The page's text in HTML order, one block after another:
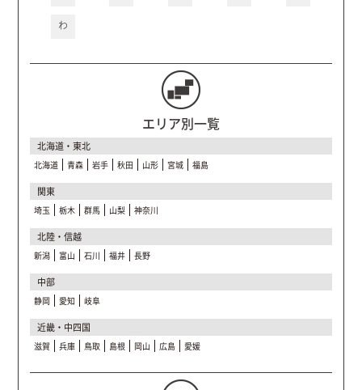
わ
エリア別一覧
北海道・東北
北海道 青森 岩手 秋田 山形 宮城 福島
関東
埼玉 栃木 群馬 山梨 神奈川
北陸・信越
新潟 富山 石川 福井 長野
中部
静岡 愛知 岐阜
近畿・中四国
滋賀 兵庫 鳥取 島根 岡山 広島 愛媛